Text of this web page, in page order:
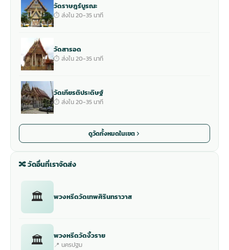
วัดราษฎร์บูรณะ
⏱ ส่งใน 20-35 นาที
วัดสารอด
⏱ ส่งใน 20-35 นาที
วัดเกียรติประดิษฐ์
⏱ ส่งใน 20-35 นาที
ดูวัดทั้งหมดในเขต
🔀 วัดอื่นที่เราจัดส่ง
🏛 พวงหรีดวัดเทพศิรินทราวาส
🏛 พวงหรีดวัดงิ้วราย
📍 นครปฐม